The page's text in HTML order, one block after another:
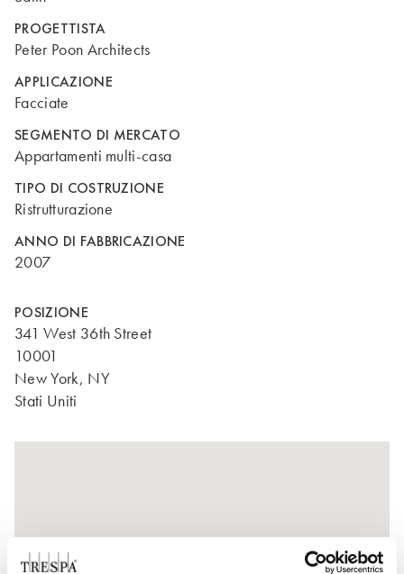
PROGETTISTA
Peter Poon Architects
APPLICAZIONE
Facciate
SEGMENTO DI MERCATO
Appartamenti multi-casa
TIPO DI COSTRUZIONE
Ristrutturazione
ANNO DI FABBRICAZIONE
2007
POSIZIONE
341 West 36th Street
10001
New York, NY
Stati Uniti